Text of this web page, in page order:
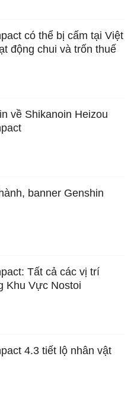
có thể bị cấm tại Việt
động chui và trốn thuế
về Shikanoin Heizou
banner Genshin
Tất cả các vị trí
Khu Vực Nostoi
4.3 tiết lộ nhân vật